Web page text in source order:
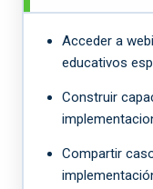
Acceder a
educativos
Construir
Compartir